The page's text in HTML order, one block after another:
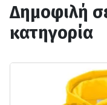
Δημοφιλή
κατηγορία